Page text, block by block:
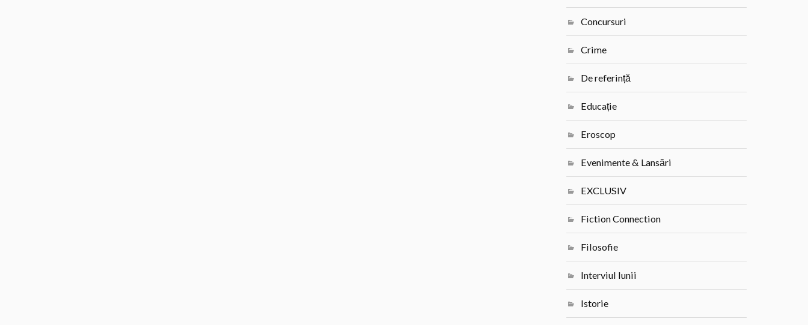
Concursuri
Crime
De referință
Educație
Eroscop
Evenimente & Lansări
EXCLUSIV
Fiction Connection
Filosofie
Interviul lunii
Istorie